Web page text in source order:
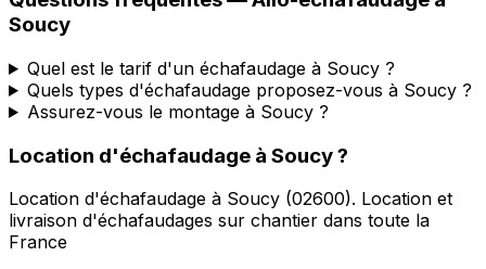
Soucy
Quel est le tarif d'un échafaudage à Soucy ?
Quels types d'échafaudage proposez-vous à Soucy ?
Assurez-vous le montage à Soucy ?
Location d'échafaudage à Soucy?
Location d'échafaudage à Soucy (02600). Location et
livraison d'échafaudages sur chantier dans toute la
France